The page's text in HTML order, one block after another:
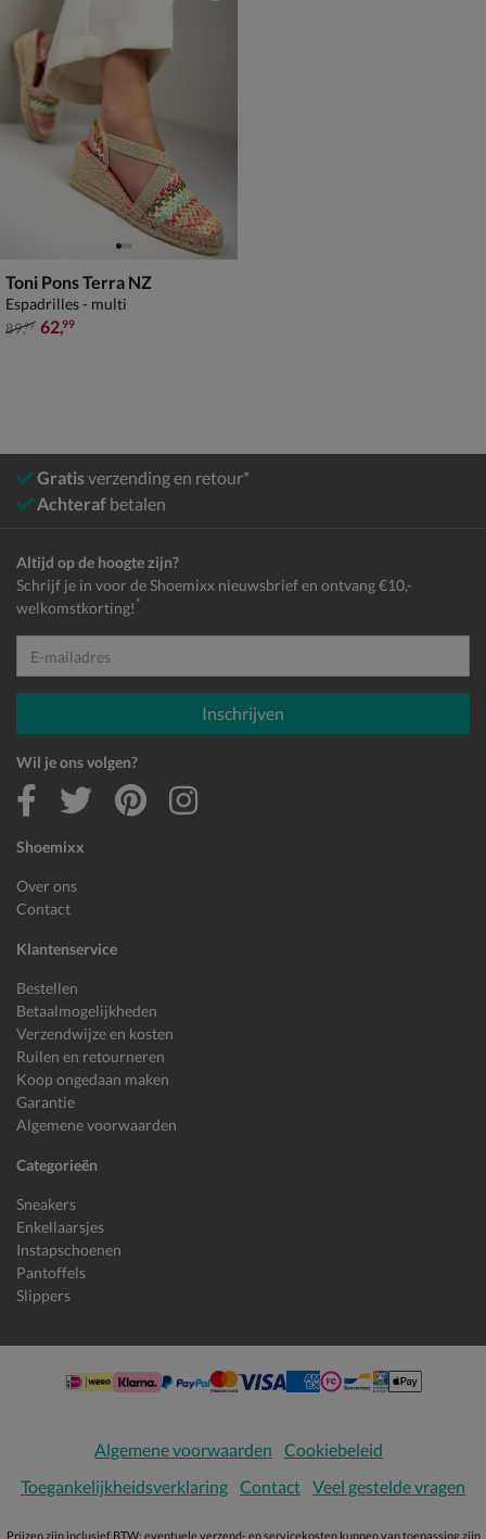
Toni Pons Terra NZ
Espadrilles - multi
van € 89,99 voor € 62,99
89,99 62,99
Gratisverzending en retour*
Achteraf betalen
Shoemixx
Over ons
Contact
Klantenservice
Bestellen
Betaalmogelijkheden
Verzendwijze en kosten
Ruilen en retourneren
Koop ongedaan maken
Garantie
Algemene voorwaarden
Categorieën
Sneakers
Enkellaarsjes
Instapschoenen
Pantoffels
Slippers
Altijd op de hoogte zijn?
Schrijf je in voor de Shoemixx nieuwsbrief en ontvang €10,-
welkomstkorting! *
E-mailadres
Inschrijven
Wil je ons volgen?
Algemene voorwaarden
Cookiebeleid
Toegankelijkheidsverklaring Contact Veel gestelde vragen
Prijzen zijn inclusief BTW; eventuele verzend- en servicekosten kunnen van toepassing zijn